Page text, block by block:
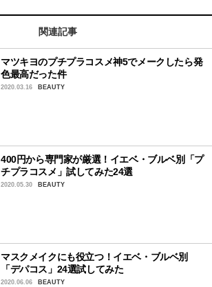
関連記事
マツキヨのプチプラコスメ神5でメークしたら発
色最高だった件
2020.03.16 BEAUTY
400円から専門家が厳選！イエベ・ブルベ別「プ
チプラコスメ」試してみた24選
2020.05.30 BEAUTY
マスクメイクにも役立つ！イエベ・ブルベ別
「デパコス」24選試してみた
2020.06.06 BEAUTY